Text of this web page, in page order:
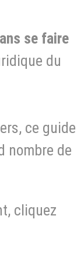
se faire
du
ce guide
nombre de
cliquez